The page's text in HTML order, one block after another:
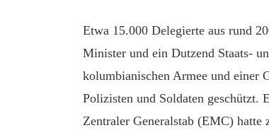
Etwa 15.000 Delegierte aus rund
Minister und ein Dutzend Staats-
kolumbianischen Armee und einer
Polizisten und Soldaten geschützt.
Zentraler Generalstab (EMC) hatte